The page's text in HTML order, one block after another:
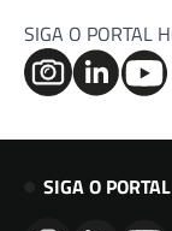
SIGA O PORTAL
SIGA O